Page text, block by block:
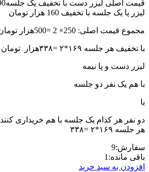
قیمت اصلی لیزر دست با تخفیف یک جلسه90 هزار تومان
لیزر پا یک جلسه با تخفیف 160 هزار تومان
مجموع قیمت اصلی: 250× 2 =500هزار تومان
با تخفیف هر جلسه ١۶٩*٢ =٣٣٨هزار تومان
لیزر دست و پا نیمه
با هم یک نفر دو جلسه
یا
دو نفر هر کدام یک جلسه با هم خریداری کنند
هر جلسه ١۶٩*٢ =٣٣٨
سفارش:9
باقی مانده: 1
افزودن به سبد خرید